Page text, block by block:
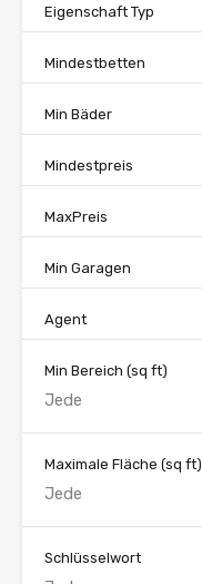
Eigenschaft Typ
Mindestbetten
Min Bäder
Mindestpreis
MaxPreis
Min Garagen
Agent
Min Bereich (sq ft)
Maximale Fläche (sq ft)
Schlüsselwort